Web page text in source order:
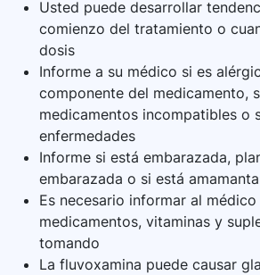
Usted puede desarrollar
comienzo del tratamiento o
dosis
Informe a su médico si es
componente del medicamento,
medicamentos incompatibles o
enfermedades
Informe si está embarazada,
embarazada o si está
Es necesario informar al
medicamentos, vitaminas y
tomando
La fluvoxamina puede causar